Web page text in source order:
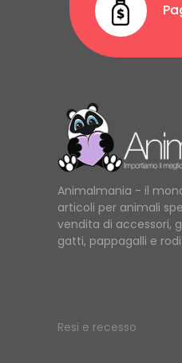
Animalmania - il
articoli per animali
vendita di accessori,
gatti, pappagalli e
Resi e recesso